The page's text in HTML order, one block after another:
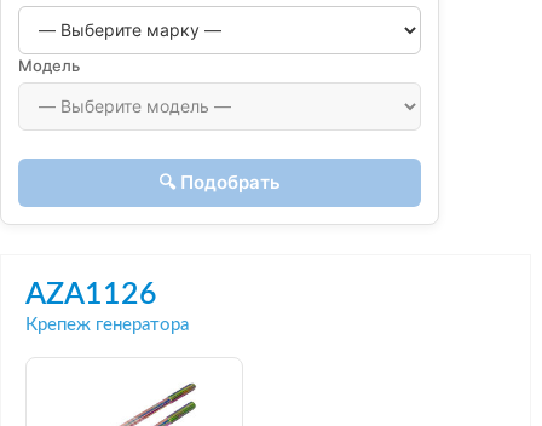
Модель
🔍 Подобрать
AZA1126
Крепеж генератора